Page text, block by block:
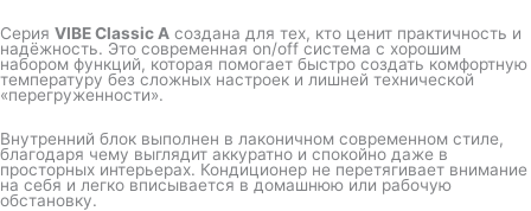
Серия VIBE Classic A создана для тех, кто ценит практичность и
надёжность. Это современная on/off система с хорошим
набором функций, которая помогает быстро создать комфортную
температуру без сложных настроек и лишней технической
«перегруженности».
Внутренний блок выполнен в лаконичном современном стиле,
благодаря чему выглядит аккуратно и спокойно даже в
просторных интерьерах. Кондиционер не перетягивает внимание
на себя и легко вписывается в домашнюю или рабочую
обстановку.